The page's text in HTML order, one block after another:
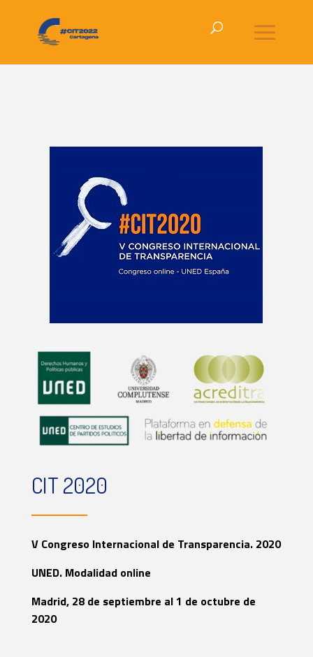
CIT 2020
V Congreso Internacional de Transparencia. 2020
UNED. Modalidad online
Madrid, 28 de septiembre al 1 de octubre de
2020